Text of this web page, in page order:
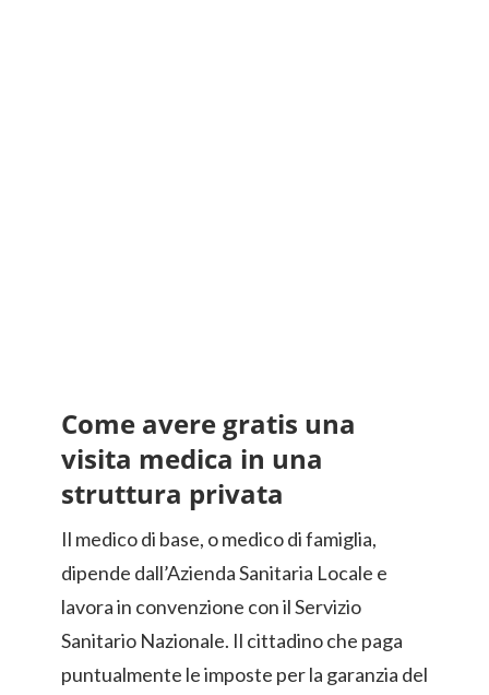
Come avere gratis una
visita medica in una
struttura privata
Il medico di base, o medico di famiglia,
dipende dall’Azienda Sanitaria Locale e
lavora in convenzione con il Servizio
Sanitario Nazionale. Il cittadino che paga
puntualmente le imposte per la garanzia del